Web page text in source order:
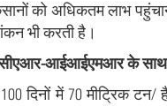
को अधिकतम लाभ
भी करती है।
आईआईएमआर के
दिनों में 70 मीट्रिक